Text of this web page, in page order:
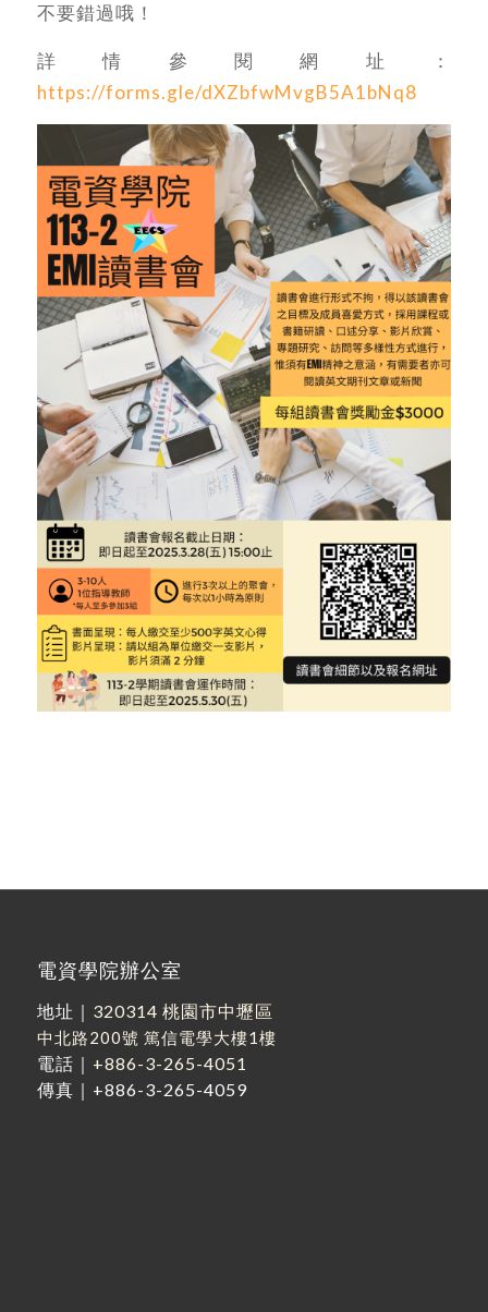
不要錯過哦！
詳情參閱網址：
https://forms.gle/dXZbfwMvgB5A1bNq8
電資學院辦公室
地址｜ 320314 桃園市中壢區
中北路200號 篤信電學大樓1樓
電話｜ +886-3-265-4051
傳真｜+886-3-265-4059